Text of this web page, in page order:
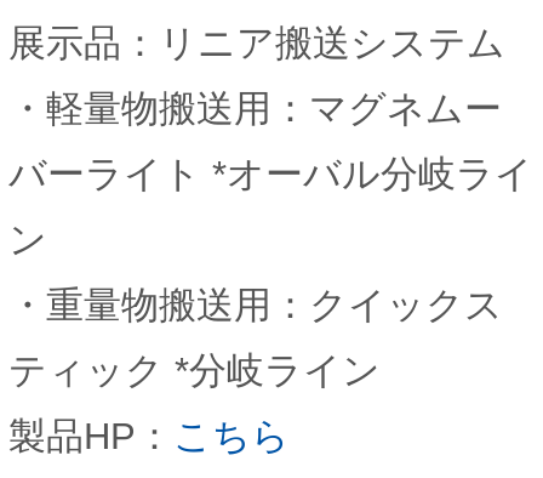
展示品：リニア搬送システム
・軽量物搬送用：マグネムー
バーライト *オーバル分岐ライ
ン
・重量物搬送用：クイックス
ティック *分岐ライン
製品HP： こちら